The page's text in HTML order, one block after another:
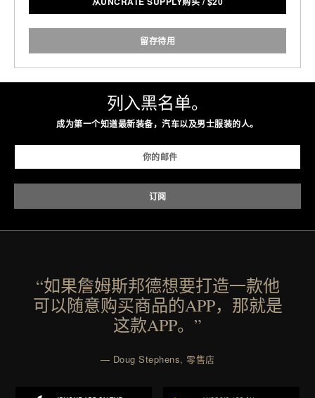
留存待用
列入黑名单。
成为第一个知道最新装备，汽车以及男士服装的人。
“如果詹姆斯邦德想要打造一款他
可以随意购买商品的APP，那就是
这款APP。”
— Doug Stephens, 零售店